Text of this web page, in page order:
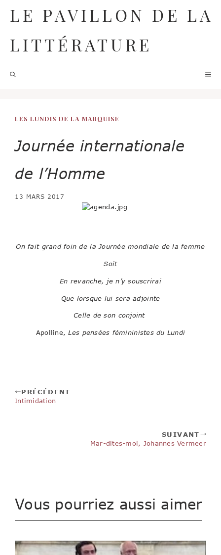
contenu
LE PAVILLON DE LA
LITTÉRATURE
LES LUNDIS DE LA MARQUISE
Journée internationale
de l’Homme
13 MARS 2017
On fait grand foin de la Journée mondiale de la femme
Soit
En revanche, je n’y souscrirai
Que lorsque lui sera adjointe
Celle de son conjoint
Apolline,Les pensées fémininistes du Lundi
PRÉCÉDENT
Intimidation
SUIVANT
Mar-dites-moi, Johannes Vermeer
Vous pourriez aussi aimer